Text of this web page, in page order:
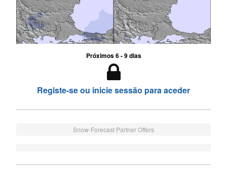
Próximos 6 - 9 dias
Registe-se ou inicie sessão para aceder
Snow-Forecast Partner Offers